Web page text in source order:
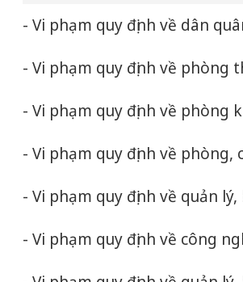
- Vi phạm quy định về dân
- Vi phạm quy định về phòng
- Vi phạm quy định về phòng
- Vi phạm quy định về
- Vi phạm quy định về quản
- Vi phạm quy định về công